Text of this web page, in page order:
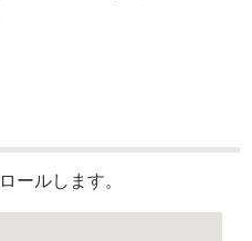
ールします。